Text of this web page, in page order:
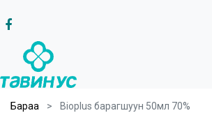
Бараа Bioplus барагшуун 50мл 70%